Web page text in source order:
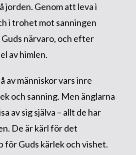
jorden. Genom att leva i
i trohet mot sanningen
närvaro, och efter
av himlen.
av människor vars inre
och sanning. Men änglarna
av sig själva – allt de har
De är kärl för det
för Guds kärlek och vishet.